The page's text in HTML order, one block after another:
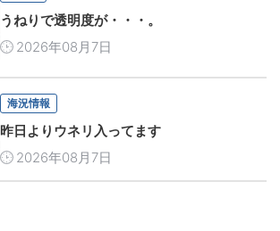
うねりで透明度が・・・。
2026年08月7日
海況情報
昨日よりウネリ入ってます
2026年08月7日